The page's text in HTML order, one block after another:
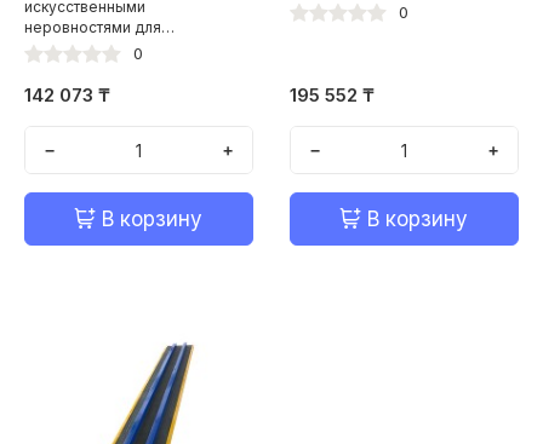
искусственными
неровностями для
ограничения скорости"
0
142 073 ₸
− +
В корзину
0
195 552 ₸
− +
В корзину